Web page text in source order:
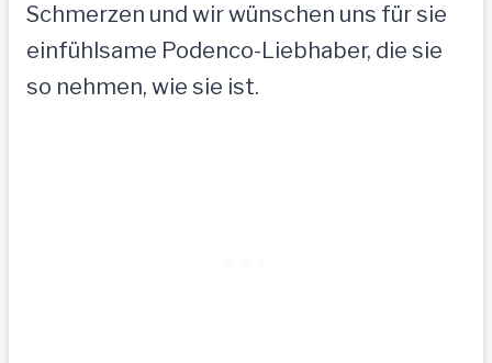
Schmerzen und wir wünschen uns für sie
einfühlsame Podenco-Liebhaber, die sie
so nehmen, wie sie ist.